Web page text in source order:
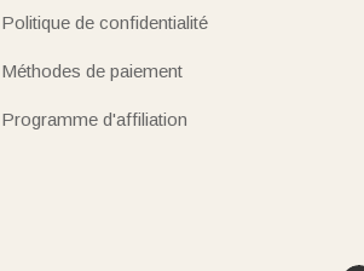
Politique de confidentialité
Méthodes de paiement
Programme d'affiliation